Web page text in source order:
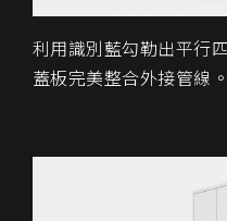
利用識別藍勾勒出平行
蓋板完美整合外接管線。